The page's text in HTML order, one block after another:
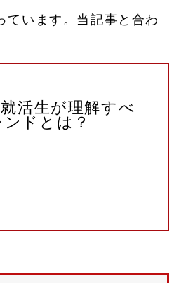
ています。当記事と合わ
活生が理解すべ
ドとは？